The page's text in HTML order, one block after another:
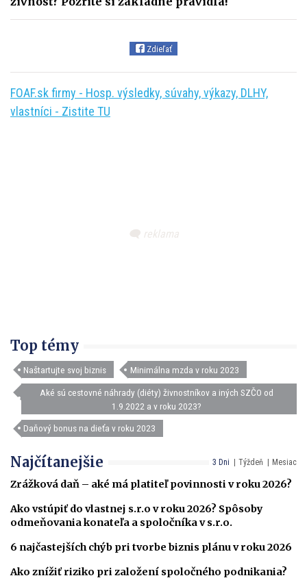
Zdieľať
FOAF.sk firmy - Hosp. výsledky, súvahy, výkazy, DLHY,
vlastníci - Zistite TU
Top témy
Naštartujte svoj biznis Minimálna mzda v roku 2023
Aké sú cestovné náhrady (diéty) živnostníkov a iných SZČO od
1.9.2022 a v roku 2023?
Daňový bonus na dieťa v roku 2023
3 Dni Týždeň Mesiac
Najčítanejšie
Zrážková daň – aké má platiteľ povinnosti v roku 2026?
Ako vstúpiť do vlastnej s.r.o v roku 2026? Spôsoby
odmeňovania konateľa a spoločníka v s.r.o.
6 najčastejších chýb pri tvorbe biznis plánu v roku 2026
Ako znížiť riziko pri založení spoločného podnikania?